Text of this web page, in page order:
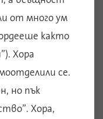
от много ум
както
Хора
се.
но пък
Хора,